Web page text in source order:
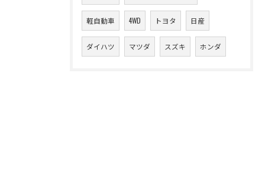
軽自動車 4WD トヨタ 日産
ダイハツ マツダ スズキ ホンダ